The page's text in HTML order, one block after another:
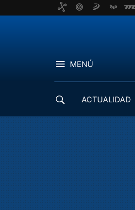
MENÚ
ACTUALIDAD